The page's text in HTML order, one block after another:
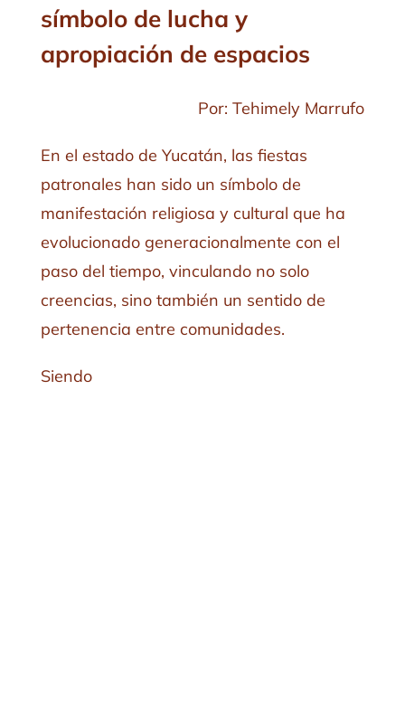
símbolo de lucha y
apropiación de espacios
Por: Tehimely Marrufo
En el estado de Yucatán, las fiestas
patronales han sido un símbolo de
manifestación religiosa y cultural que ha
evolucionado generacionalmente con el
paso del tiempo, vinculando no solo
creencias, sino también un sentido de
pertenencia entre comunidades.
Siendo